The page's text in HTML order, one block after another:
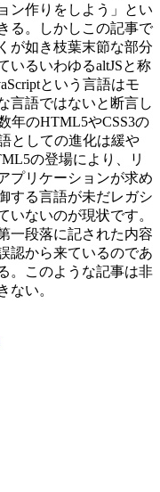
ン作りをしよう」とい
る。しかしこの記事で
が如き枝葉末節な部分
いるいわゆるaltJSと称
という言語はモ
言語ではないと断言し
年のHTML5やCSS3の
としての進化は緩や
の登場により、リ
プリケーションが求め
する言語が未だレガシ
いないのが現状です。
一段落に記された内容
認から来ているのであ
。このような記事は非
ない。